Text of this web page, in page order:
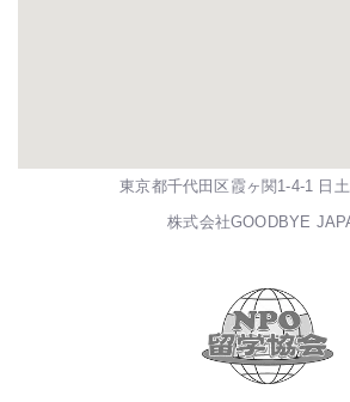
東京都千代田区霞ヶ関1-4-1 日
株式会社GOODBYE